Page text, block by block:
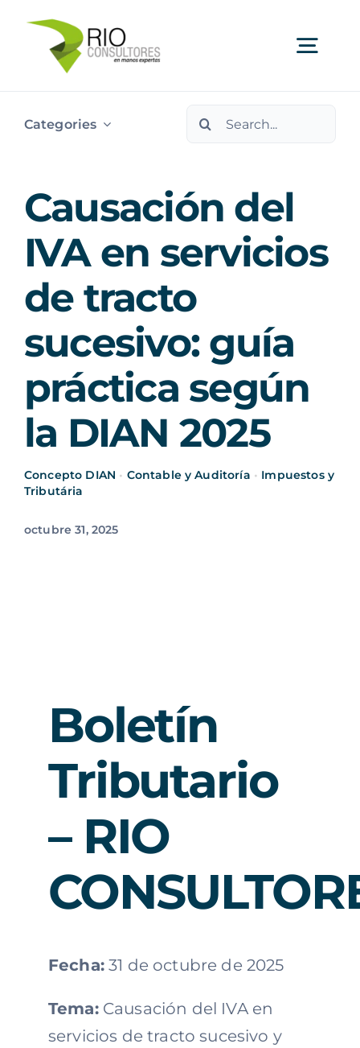
content
Categories
Search
Causación del
IVA en servicios
de tracto
sucesivo: guía
práctica según
la DIAN 2025
Concepto DIAN • Contable y Auditoría • Impuestos y
Tributária
octubre 31, 2025
Boletín
Tributario
– RIO
Fecha:31 de octubre de 2025
Tema:Causación del IVA en
servicios de tracto sucesivo y